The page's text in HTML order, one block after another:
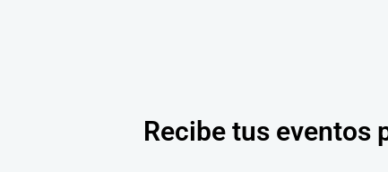
Recibe tus eventos